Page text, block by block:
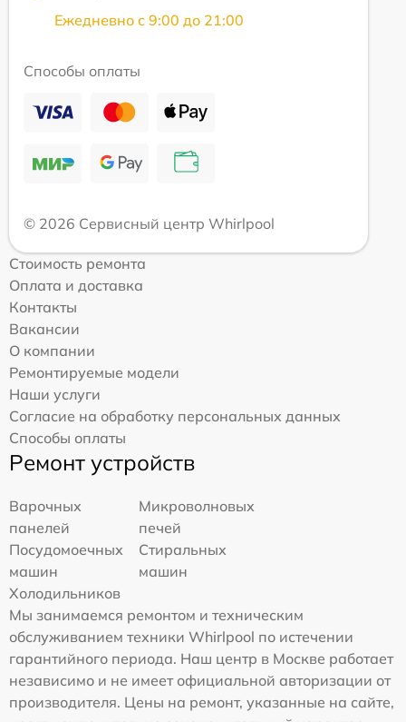
Ежедневно с 9:00 до 21:00
Способы оплаты
© 2026 Сервисный центр Whirlpool
Стоимость ремонта
Оплата и доставка
Контакты
Вакансии
О компании
Ремонтируемые модели
Наши услуги
Согласие на обработку персональных данных
Способы оплаты
Ремонт устройств
Варочных
панелей
Микроволновых
печей
Посудомоечных
машин
Стиральных
машин
Холодильников
Мы занимаемся ремонтом и техническим
обслуживанием техники Whirlpool по истечении
гарантийного периода. Наш центр в Москве работает
независимо и не имеет официальной авторизации от
производителя. Цены на ремонт, указанные на сайте,